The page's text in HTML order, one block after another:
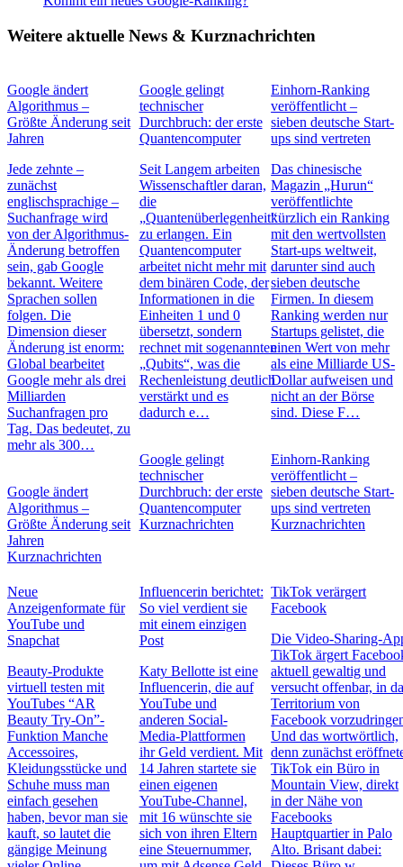
Weitere aktuelle News & Kurznachrichten
Google ändert
Algorithmus –
Größte Änderung seit
Jahren
Jede zehnte –
zunächst
englischsprachige –
Suchanfrage wird
von der Algorithmus-
Änderung betroffen
sein, gab Google
bekannt. Weitere
Sprachen sollen
folgen. Die
Dimension dieser
Änderung ist enorm:
Global bearbeitet
Google mehr als drei
Milliarden
Suchanfragen pro
Tag. Das bedeutet, zu
mehr als 300…
Google ändert
Algorithmus –
Größte Änderung seit
Jahren
Kurznachrichten
Google gelingt
technischer
Durchbruch: der erste
Quantencomputer
Seit Langem arbeiten
Wissenschaftler daran,
die
„Quantenüberlegenheit“
zu erlangen. Ein
Quantencomputer
arbeitet nicht mehr mit
dem binären Code, der
Informationen in die
Einheiten 1 und 0
übersetzt, sondern
rechnet mit sogenannten
„Qubits“, was die
Rechenleistung deutlich
verstärkt und es
dadurch e…
Google gelingt
technischer
Durchbruch: der erste
Quantencomputer
Kurznachrichten
Einhorn-Ranking
veröffentlicht –
sieben deutsche Start-
ups sind vertreten
Das chinesische
Magazin „Hurun“
veröffentlichte
kürzlich ein Ranking
mit den wertvollsten
Start-ups weltweit,
darunter sind auch
sieben deutsche
Firmen. In diesem
Ranking werden nur
Startups gelistet, die
einen Wert von mehr
als eine Milliarde US-
Dollar aufweisen und
nicht an der Börse
sind. Diese F…
Einhorn-Ranking
veröffentlicht –
sieben deutsche Start-
ups sind vertreten
Kurznachrichten
Neue
Anzeigenformate für
YouTube und
Snapchat
Beauty-Produkte
virtuell testen mit
YouTubes “AR
Beauty Try-On”-
Funktion Manche
Accessoires,
Kleidungsstücke und
Schuhe muss man
einfach gesehen
haben, bevor man sie
kauft, so lautet die
gängige Meinung
Influencerin berichtet:
So viel verdient sie
mit einem einzigen
Post
Katy Bellotte ist eine
Influencerin, die auf
YouTube und
anderen Social-
Media-Plattformen
ihr Geld verdient. Mit
14 Jahren startete sie
einen eigenen
YouTube-Channel,
mit 16 wünschte sie
sich von ihren Eltern
eine Steuernummer,
TikTok verärgert
Facebook
Die Video-Sharing-
TikTok ärgert
aktuell gewaltig und
versucht offenbar, in
Territorium von
Facebook
Und das wortwörtlich,
denn zunächst
TikTok ein Büro in
Mountain View, direkt
in der Nähe von
Facebooks
Hauptquartier in Palo
Alto. Brisant dabei: